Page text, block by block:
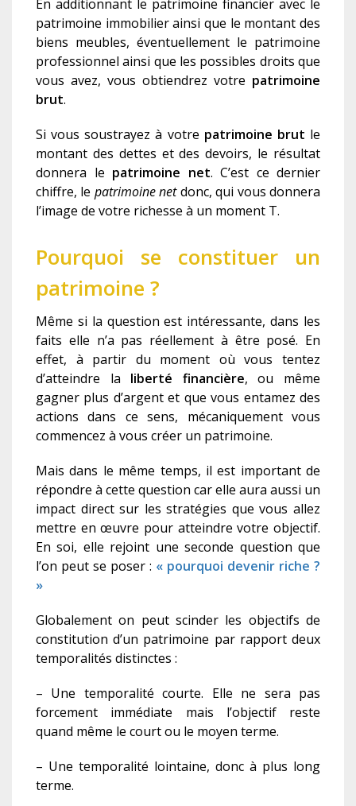
En additionnant le patrimoine financier avec le
patrimoine immobilier ainsi que le montant des
biens meubles, éventuellement le patrimoine
professionnel ainsi que les possibles droits que
vous avez, vous obtiendrez votre patrimoine
brut.
Si vous soustrayez à votre patrimoine brut le
montant des dettes et des devoirs, le résultat
donnera le patrimoine net. C’est ce dernier
chiffre, le patrimoine netdonc, qui vous donnera
l’image de votre richesse à un moment T.
Pourquoi se constituer un
patrimoine ?
Même si la question est intéressante, dans les
faits elle n’a pas réellement à être posé. En
effet, à partir du moment où vous tentez
d’atteindre la liberté financière, ou même
gagner plus d’argent et que vous entamez des
actions dans ce sens, mécaniquement vous
commencez à vous créer un patrimoine.
Mais dans le même temps, il est important de
répondre à cette question car elle aura aussi un
impact direct sur les stratégies que vous allez
mettre en œuvre pour atteindre votre objectif.
En soi, elle rejoint une seconde question que
l’on peut se poser : « pourquoi devenir riche ?
»
Globalement on peut scinder les objectifs de
constitution d’un patrimoine par rapport deux
temporalités distinctes :
– Une temporalité courte. Elle ne sera pas
forcement immédiate mais l’objectif reste
quand même le court ou le moyen terme.
– Une temporalité lointaine, donc à plus long
terme.